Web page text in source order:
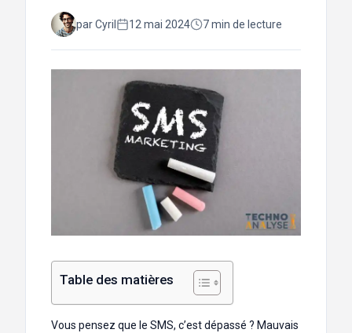
par Cyril 12 mai 2024 7 min de lecture
Table des matières
Vous pensez que le SMS, c’est dépassé ? Mauvais